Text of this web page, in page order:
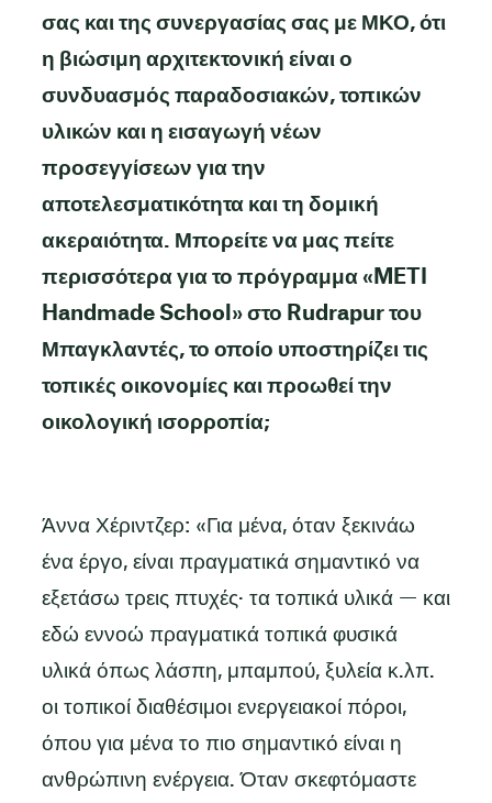
σας και της συνεργασίας σας με ΜΚΟ, ότι
η βιώσιμη αρχιτεκτονική είναι ο
συνδυασμός παραδοσιακών, τοπικών
υλικών και η εισαγωγή νέων
προσεγγίσεων για την
αποτελεσματικότητα και τη δομική
ακεραιότητα. Μπορείτε να μας πείτε
περισσότερα για το πρόγραμμα «METI
Handmade School» στο Rudrapur του
Μπαγκλαντές, το οποίο υποστηρίζει τις
τοπικές οικονομίες και προωθεί την
οικολογική ισορροπία;
Άννα Χέριντζερ: «Για μένα, όταν ξεκινάω
ένα έργο, είναι πραγματικά σημαντικό να
εξετάσω τρεις πτυχές· τα τοπικά υλικά — και
εδώ εννοώ πραγματικά τοπικά φυσικά
υλικά όπως λάσπη, μπαμπού, ξυλεία κ.λπ.
οι τοπικοί διαθέσιμοι ενεργειακοί πόροι,
όπου για μένα το πιο σημαντικό είναι η
ανθρώπινη ενέργεια. Όταν σκεφτόμαστε